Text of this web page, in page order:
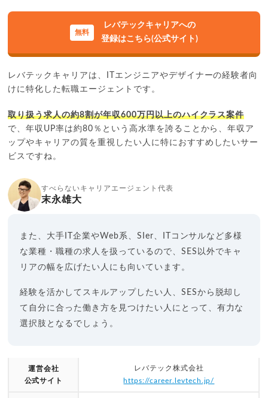
レバテックキャリアへの
登録はこちら(公式サイト)
レバテックキャリアは、ITエンジニアやデザイナーの経験者向
けに特化した転職エージェントです。
取り扱う求人の約8割が年収600万円以上のハイクラス案件
で、年収UP率は約80％という高水準を誇ることから、年収ア
ップやキャリアの質を重視したい人に特におすすめしたいサー
ビスですね。
すべらないキャリアエージェント代表
末永雄大
また、大手IT企業やWeb系、SIer、ITコンサルなど多様
な業種・職種の求人を扱っているので、SES以外でキャ
リアの幅を広げたい人にも向いています。
経験を活かしてスキルアップしたい人、SESから脱却し
て自分に合った働き方を見つけたい人にとって、有力な
選択肢となるでしょう。
運営会社
公式サイト
レバテック株式会社
https://career.levtech.jp/